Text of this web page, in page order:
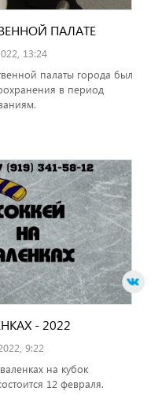
ПАЛАТЕ
13:24
палаты города был
в период
- 2022
9:22
на кубок
12 февраля.